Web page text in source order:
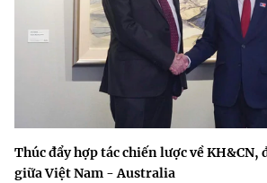
Thúc đẩy hợp tác chiến lược về KH&CN,
giữa Việt Nam - Australia